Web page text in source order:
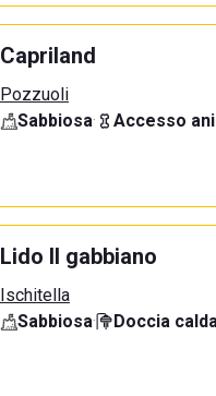
Capriland
Pozzuoli
Sabbiosa· Accesso
Lido Il gabbiano
Ischitella
Sabbiosa· Doccia